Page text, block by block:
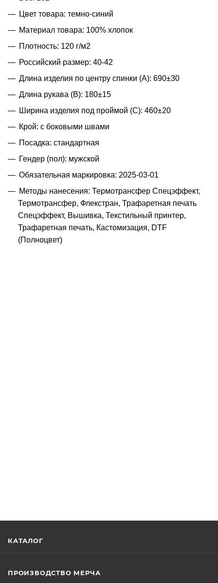
Цвет товара: темно-синий
Материал товара: 100% хлопок
Плотность: 120 г/м2
Российский размер: 40-42
Длина изделия по центру спинки (A): 690±30
Длина рукава (B): 180±15
Ширина изделия под проймой (С): 460±20
Крой: с боковыми швами
Посадка: стандартная
Гендер (пол): мужской
Обязательная маркировка: 2025-03-01
Методы нанесения: Термотрансфер Спецэффект,
Термотрансфер, Флекстран, Трафаретная печать
Спецэффект, Вышивка, Текстильный принтер,
Трафаретная печать, Кастомизация, DTF
(Полноцвет)
КАТАЛОГ
ПРОИЗВОДСТВО МЕРЧА